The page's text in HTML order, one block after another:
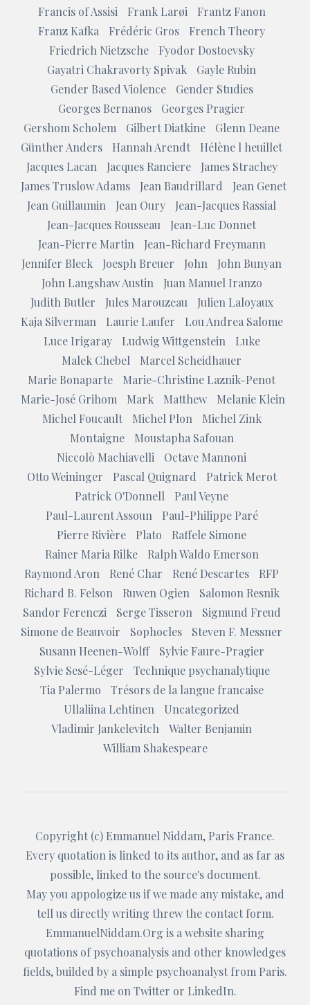
Francis of Assisi
Frank Larøi
Frantz Fanon
Franz Kafka
Frédéric Gros
French Theory
Friedrich Nietzsche
Fyodor Dostoevsky
Gayatri Chakravorty Spivak
Gayle Rubin
Gender Based Violence
Gender Studies
Georges Bernanos
Georges Pragier
Gershom Scholem
Gilbert Diatkine
Glenn Deane
Günther Anders
Hannah Arendt
Hélène l heuillet
Jacques Lacan
Jacques Ranciere
James Strachey
James Truslow Adams
Jean Baudrillard
Jean Genet
Jean Guillaumin
Jean Oury
Jean-Jacques Rassial
Jean-Jacques Rousseau
Jean-Luc Donnet
Jean-Pierre Martin
Jean-Richard Freymann
Jennifer Bleck
Joesph Breuer John
John Bunyan
John Langshaw Austin
Juan Manuel Iranzo
Judith Butler
Jules Marouzeau
Julien Laloyaux
Kaja Silverman
Laurie Laufer
Lou Andrea Salome
Luce Irigaray
Ludwig Wittgenstein
Luke
Malek Chebel
Marcel Scheidhauer
Marie Bonaparte
Marie-Christine Laznik-Penot
Marie-José Grihom
Mark Matthew
Melanie Klein
Michel Foucault
Michel Plon
Michel Zink
Montaigne
Moustapha Safouan
Niccolò Machiavelli
Octave Mannoni
Otto Weininger
Pascal Quignard
Patrick Merot
Patrick O'Donnell
Paul Veyne
Paul-Laurent Assoun
Paul-Philippe Paré
Pierre Rivière
Plato
Raffele Simone
Rainer Maria Rilke
Ralph Waldo Emerson
Raymond Aron
René Char René Descartes
RFP
Richard B. Felson
Ruwen Ogien
Salomon Resnik
Sandor Ferenczi
Serge Tisseron
Sigmund Freud
Simone de Beauvoir
Sophocles
Steven F. Messner
Susann Heenen-Wolff
Sylvie Faure-Pragier
Sylvie Sesé-Léger
Technique psychanalytique
Tia Palermo
Trésors de la langue francaise
Ullaliina Lehtinen
Uncategorized
Vladimir Jankelevitch
Walter Benjamin
William Shakespeare
Copyright (c) Emmanuel Niddam, Paris France.
Every quotation is linked to its author, and as far as
possible, linked to the source's document.
May you appologize us if we made any mistake, and
tell us directly writing threw the contact form.
EmmanuelNiddam.Org is a website sharing
quotations of psychoanalysis and other knowledges
fields, builded by a simple psychoanalyst from Paris.
Find me on Twitter or LinkedIn.